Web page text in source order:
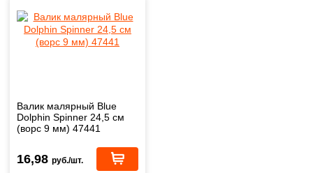
Валик малярный Blue
Dolphin Spinner 24,5 см
(ворс 9 мм) 47441
16,98 руб./шт.